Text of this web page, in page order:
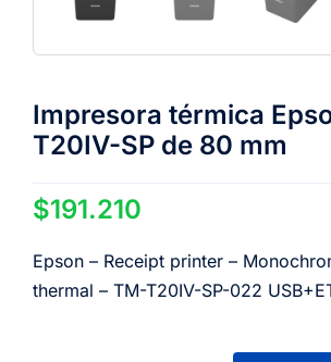
Impresora térmica
T20IV-SP de 80 mm
$191.210
Epson – Receipt printer –
thermal – TM-T20IV-SP-022